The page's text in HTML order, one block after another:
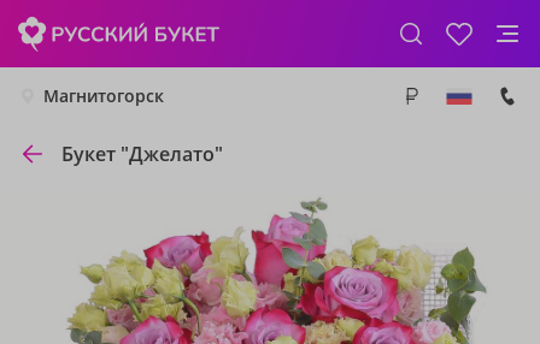
Магнитогорск
Букет "Джелато"